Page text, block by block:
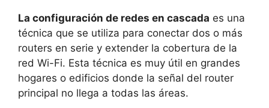
La configuración de redes en cascada es una
técnica que se utiliza para conectar dos o más
routers en serie y extender la cobertura de la
red Wi-Fi. Esta técnica es muy útil en grandes
hogares o edificios donde la señal del router
principal no llega a todas las áreas.